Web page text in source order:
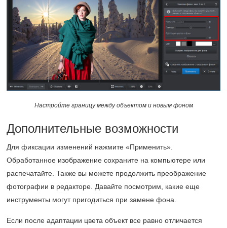
Настройте границу между объектом и новым фоном
Дополнительные возможности
Для фиксации изменений нажмите «Применить».
Обработанное изображение сохраните на компьютере или
распечатайте. Также вы можете продолжить преображение
фотографии в редакторе. Давайте посмотрим, какие еще
инструменты могут пригодиться при замене фона.
Если после адаптации цвета объект все равно отличается